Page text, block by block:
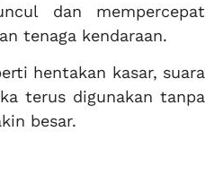
dan mempercepat
tenaga kendaraan.
hentakan kasar, suara
terus digunakan tanpa
besar.